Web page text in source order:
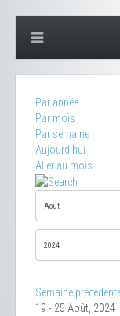
Par année
Par mois
Par semaine
Aujourd'hui
Aller au mois
Semaine
19 - 25 Août, 2024